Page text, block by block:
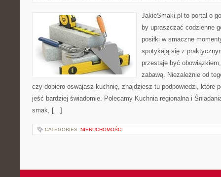
JakieSmaki.pl to portal o
by upraszczać codzienne
posiłki w smaczne
spotykają się z
przestaje być
zabawą. Niezależnie od
czy dopiero oswajasz kuchnię, znajdziesz tu podpowiedzi, które
jeść bardziej świadomie. Polecamy Kuchnia regionalna i
smak, […]
CATEGORIES: NIERUCHOMOŚCI